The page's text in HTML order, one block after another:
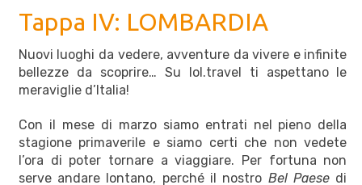
Tappa IV: LOMBARDIA
Nuovi luoghi da vedere, avventure da vivere e infinite
bellezze da scoprire… Su lol.travel ti aspettano le
meraviglie d’Italia!
Con il mese di marzo siamo entrati nel pieno della
stagione primaverile e siamo certi che non vedete
l’ora di poter tornare a viaggiare. Per fortuna non
serve andare lontano, perché il nostro Bel Paese di